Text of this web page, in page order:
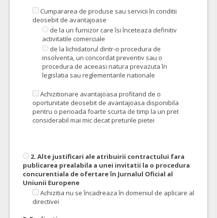
Cumpararea de produse sau servicii în conditii
deosebit de avantajoase
de la un furnizor care îsi înceteaza definitiv
activitatile comerciale
de la lichidatorul dintr-o procedura de
insolventa, un concordat preventiv sau o
procedura de aceeasi natura prevazuta în
legislatia sau reglementarile nationale
Achizitionare avantajoasa profitand de o
oportunitate deosebit de avantajoasa disponibila
pentru o perioada foarte scurta de timp la un pret
considerabil mai mic decat preturile pietei
2. Alte justificari ale atribuirii contractului fara
publicarea prealabila a unei invitatii la o procedura
concurentiala de ofertare în Jurnalul Oficial al
Uniunii Europene
Achizitia nu se încadreaza în domeniul de aplicare al
directivei